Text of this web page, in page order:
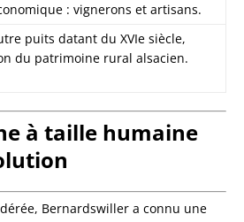
: vignerons et artisans.
puits datant du XVIe siècle,
du patrimoine rural alsacien.
à taille humaine
Bernardswiller a connu une